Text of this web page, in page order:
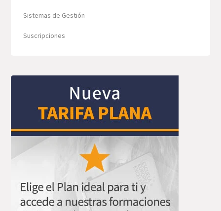
Sistemas de Gestión
Suscripciones